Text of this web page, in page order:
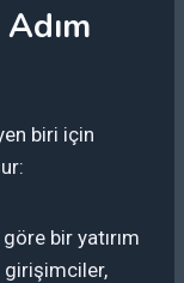
biri için
bir yatırım
girişimciler,